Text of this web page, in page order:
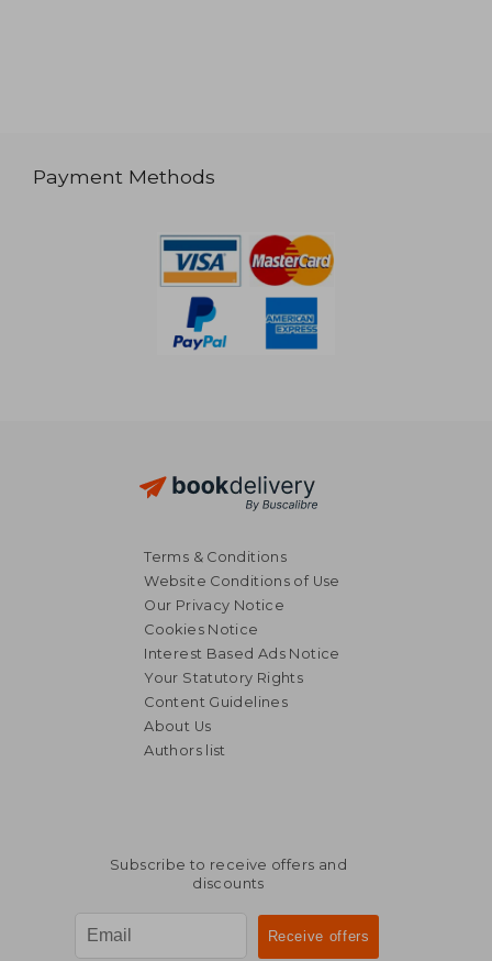
Payment Methods
Terms & Conditions
Website Conditions of Use
Our Privacy Notice
Cookies Notice
Interest Based Ads Notice
Your Statutory Rights
Content Guidelines
About Us
Authors list
Subscribe to receive offers and
discounts